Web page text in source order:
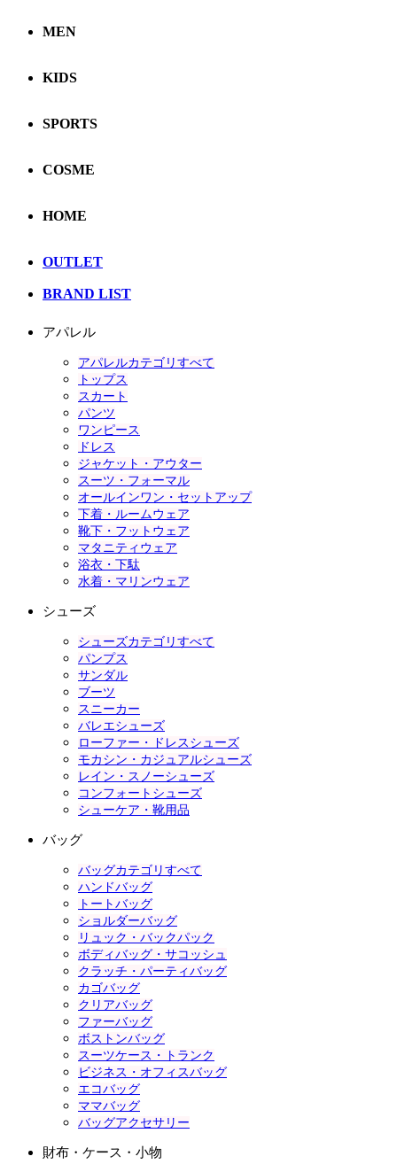
MEN
KIDS
SPORTS
COSME
HOME
OUTLET
BRAND LIST
アパレル
アパレルカテゴリすべて
トップス
スカート
パンツ
ワンピース
ドレス
ジャケット・アウター
スーツ・フォーマル
オールインワン・セットアップ
下着・ルームウェア
靴下・フットウェア
マタニティウェア
浴衣・下駄
水着・マリンウェア
シューズ
シューズカテゴリすべて
パンプス
サンダル
ブーツ
スニーカー
バレエシューズ
ローファー・ドレスシューズ
モカシン・カジュアルシューズ
レイン・スノーシューズ
コンフォートシューズ
シューケア・靴用品
バッグ
バッグカテゴリすべて
ハンドバッグ
トートバッグ
ショルダーバッグ
リュック・バックパック
ボディバッグ・サコッシュ
クラッチ・パーティバッグ
カゴバッグ
クリアバッグ
ファーバッグ
ボストンバッグ
スーツケース・トランク
ビジネス・オフィスバッグ
エコバッグ
ママバッグ
バッグアクセサリー
財布・ケース・小物